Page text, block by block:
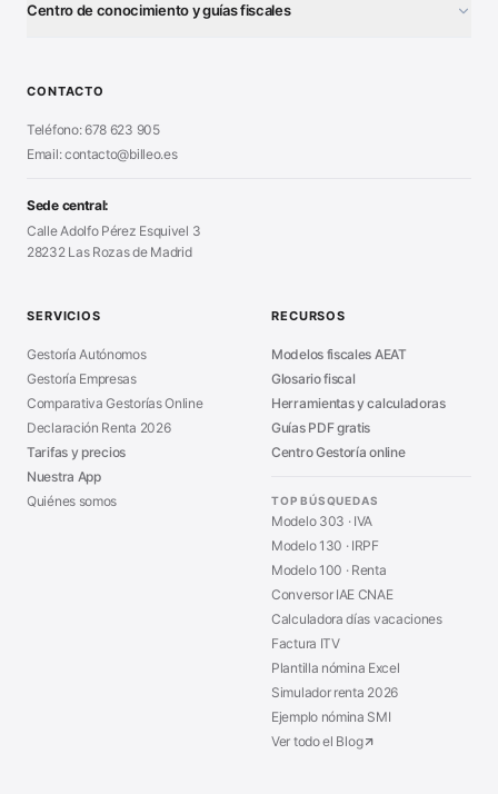
Generador Nóminas
■ Generador Presupuestos
Generador Facturas
■Modelo Nómina PDF
■Calculadora Vacaciones
Centro de conocimiento y guías fiscales
■Alta Autónomo Paso a Paso
Declaración Renta 2026
■Certificado Digital
■Sanciones Hacienda
■Asesoría en Madrid
CONTACTO
Teléfono: 678 623 905
Email: contacto@billeo.es
Sede central:
Calle Adolfo Pérez Esquivel 3
28232 Las Rozas de Madrid
SERVICIOS
Gestoría Autónomos
Gestoría Empresas
Comparativa Gestorías Online
Declaración Renta 2026
Tarifas y precios
Nuestra App
Quiénes somos
RECURSOS
Modelos fiscales AEAT
Glosario fiscal
Herramientas y calculadoras
Guías PDF gratis
Centro Gestoría online
TOP BÚSQUEDAS
Modelo 303 · IVA
Modelo 130 · IRPF
Modelo 100 · Renta
Conversor IAE CNAE
Calculadora días vacaciones
Factura ITV
Plantilla nómina Excel
Simulador renta 2026
Ejemplo nómina SMI
Ver todo el Blog